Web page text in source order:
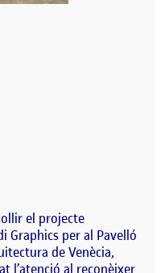
el projecte
Graphics per al Pavelló
ectura de Venècia,
l’atenció al reconèixer